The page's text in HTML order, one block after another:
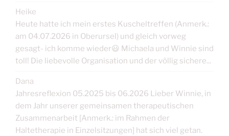
Heike
Heute hatte ich mein erstes Kuscheltreffen (Anmerk.:
am 04.07.2026 in Oberursel) und gleich vorweg
gesagt- ich komme wieder😃 Michaela und Winnie sind
toll! Die liebevolle Organisation und der völlig sichere...
Dana
Jahresreflexion 05.2025 bis 06.2026 Lieber Winnie, in
dem Jahr unserer gemeinsamen therapeutischen
Zusammenarbeit [Anmerk.: im Rahmen der
Haltetherapie in Einzelsitzungen] hat sich viel getan.